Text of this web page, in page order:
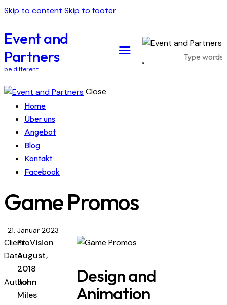
Skip to content Skip to footer
Event and
Partners
be different…
Close
Home
Über uns
Angebot
Blog
Kontakt
Facebook
Game Promos
21. Januar 2023
ClientProVision
DateAugust,
2018
Author
John
Miles
Design and
Animation